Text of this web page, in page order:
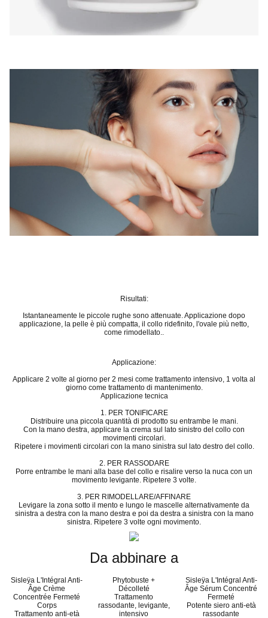
Risultati:
Istantaneamente le piccole rughe sono attenuate. Applicazione dopo
applicazione, la pelle è più compatta, il collo ridefinito, l'ovale più netto,
come rimodellato..
Applicazione:
Applicare 2 volte al giorno per 2 mesi come trattamento intensivo, 1 volta al
giorno come trattamento di mantenimento.
Applicazione tecnica
1. PER TONIFICARE
Distribuire una piccola quantità di prodotto su entrambe le mani.
Con la mano destra, applicare la crema sul lato sinistro del collo con
movimenti circolari.
Ripetere i movimenti circolari con la mano sinistra sul lato destro del collo.
2. PER RASSODARE
Porre entrambe le mani alla base del collo e risalire verso la nuca con un
movimento levigante. Ripetere 3 volte.
3. PER RIMODELLARE/AFFINARE
Levigare la zona sotto il mento e lungo le mascelle alternativamente da
sinistra a destra con la mano destra e poi da destra a sinistra con la mano
sinistra. Ripetere 3 volte ogni movimento.
Da abbinare a
Sisleÿa L'Intégral Anti-
Âge Crème
Concentrée Fermeté
Corps
Trattamento anti-età
Phytobuste +
Décolleté
Trattamento
rassodante, levigante,
intensivo
Sisleÿa L'Intégral Anti-
Âge Sérum Concentré
Fermeté
Potente siero anti-età
rassodante